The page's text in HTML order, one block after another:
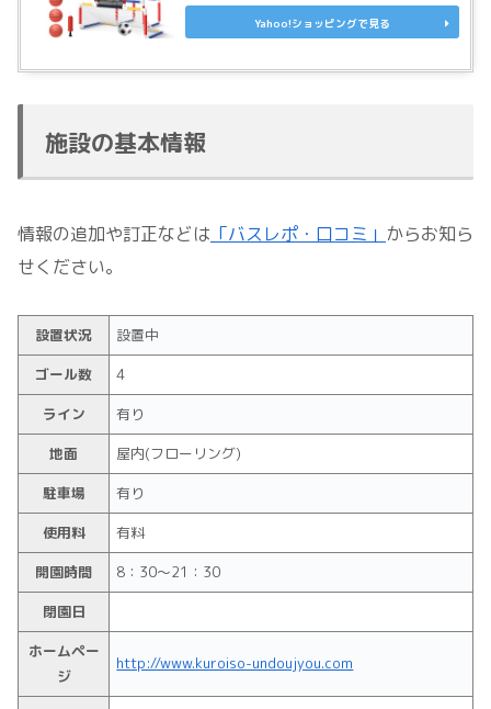
Yahoo!ショッピングで見る
施設の基本情報
情報の追加や訂正などは 「バスレポ・口コミ」 からお知ら
せください。
設置状況
設置中
ゴール数
4
ライン
有り
地面
屋内(フローリング)
駐車場
有り
使用料
有料
開園時間
8：30～21：30
閉園日
ホームペー
ジ
http://www.kuroiso-undoujyou.com